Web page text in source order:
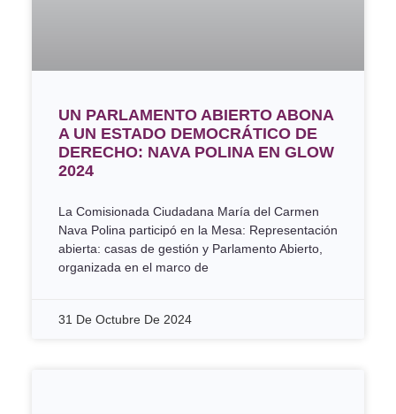
UN PARLAMENTO ABIERTO ABONA
A UN ESTADO DEMOCRÁTICO DE
DERECHO: NAVA POLINA EN GLOW
2024
La Comisionada Ciudadana María del Carmen
Nava Polina participó en la Mesa: Representación
abierta: casas de gestión y Parlamento Abierto,
organizada en el marco de
31 De Octubre De 2024